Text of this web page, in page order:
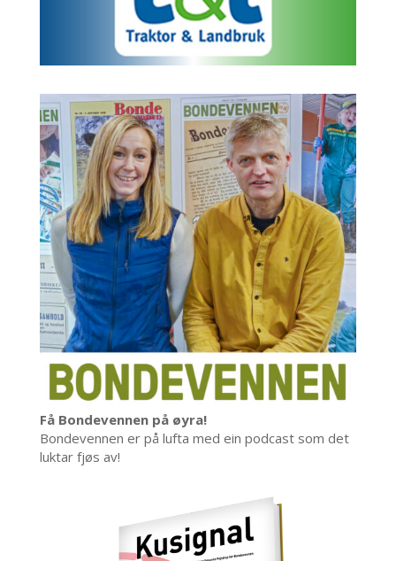
Få Bondevennen på øyra!
Bondevennen er på lufta med ein podcast som det
luktar fjøs av!